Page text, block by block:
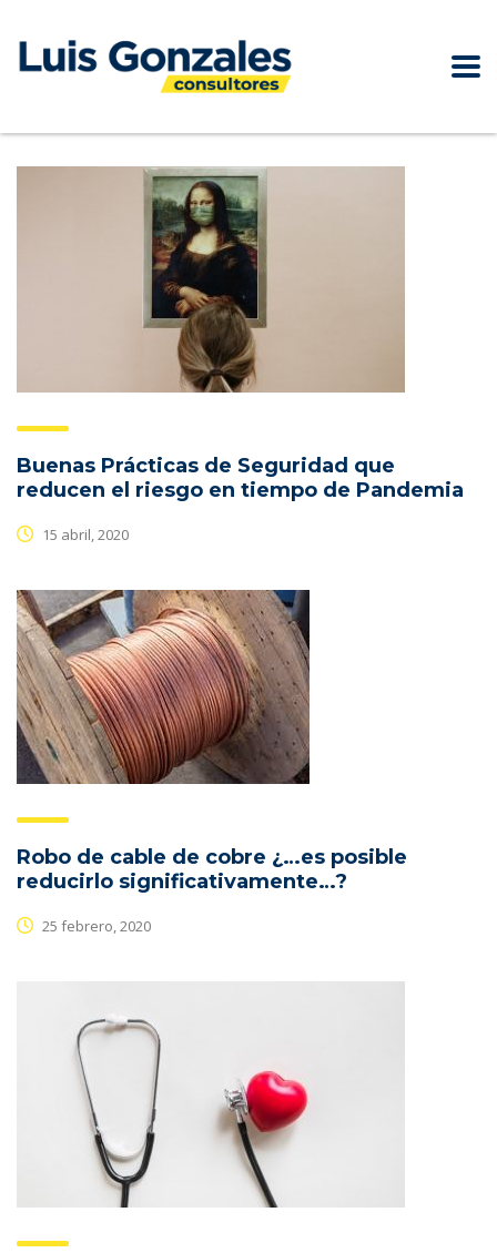
Buenas Prácticas de Seguridad que
reducen el riesgo en tiempo de Pandemia
15 abril, 2020
Robo de cable de cobre ¿…es posible
reducirlo significativamente…?
25 febrero, 2020